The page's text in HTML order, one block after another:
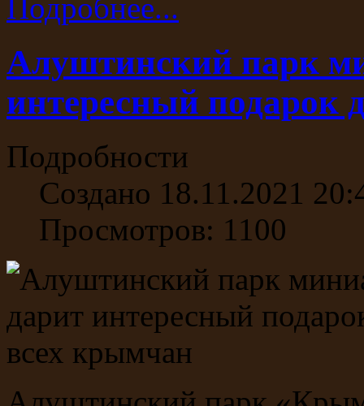
Подробнее...
Алуштинский парк
интересный подарок
Подробности
Создано 18.11.2021
Просмотров: 1100